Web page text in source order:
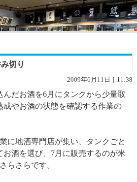
切り
2009年6月11日｜11:38
だお酒を6月にタンクから少量取
成やお酒の状態を確認する作業の
に地酒専門店が集い、タンクごと
酒を選び、7月に販売するのが米
らさらです。